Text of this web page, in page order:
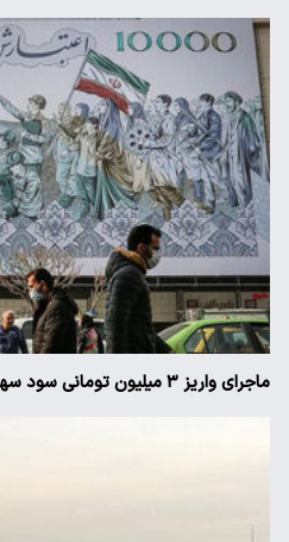
ماجرای واریز ۳ میلیون تومانی سود سهام عدالت چیست؟